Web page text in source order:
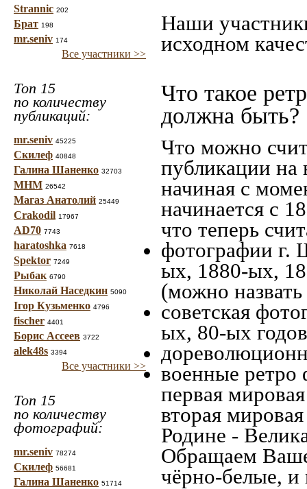
Strannic 202
Брат 198
mr.seniv 174
Все участники >>
Топ 15
по количеству
публикаций:
mr.seniv 45225
Скилеф 40848
Галина Шаненко 32703
МНМ 26542
Магаз Анатолий 25449
Crakodil 17967
AD70 7743
haratoshka 7618
Spektor 7249
Рыбак 6790
Николай Наседкин 5090
Ігор Кузьменко 4796
fischer 4401
Борис Ассеев 3722
alek48s 3394
Все участники >>
Топ 15
по количеству
фотографий:
mr.seniv 78274
Скилеф 56681
Галина Шаненко 51714
Наши
исходном
Что такое
должна быть?
Что можно
публикации
начиная c
начинается с
что теперь
фотографии г.
ых, 1880-ых,
(можно
советская
ых, 80-ых
военные ретро
первая
вторая
Родине -
Обращаем
чёрно-белые, и